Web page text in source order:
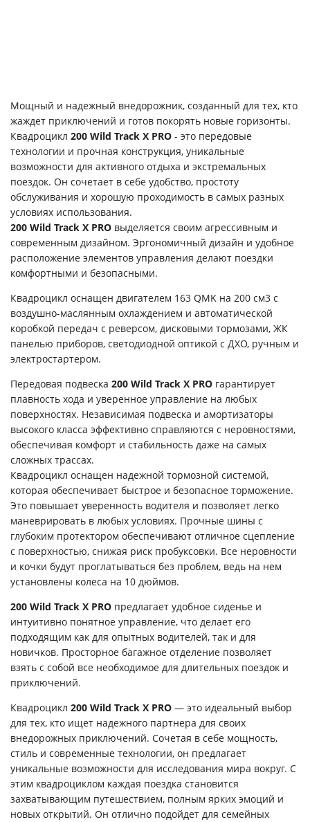
Мощный и надежный внедорожник, созданный для тех, кто
жаждет приключений и готов покорять новые горизонты.
Квадроцикл 200 Wild Track X PRO - это передовые
технологии и прочная конструкция, уникальные
возможности для активного отдыха и экстремальных
поездок. Он сочетает в себе удобство, простоту
обслуживания и хорошую проходимость в самых разных
условиях использования.
200 Wild Track X PRO выделяется своим агрессивным и
современным дизайном. Эргономичный дизайн и удобное
расположение элементов управления делают поездки
комфортными и безопасными.
Квадроцикл оснащен двигателем 163 QMK на 200 см3 c
воздушно-маслянным охлаждением и автоматической
коробкой передач с реверсом, дисковыми тормозами, ЖК
панелью приборов, светодиодной оптикой с ДХО, ручным и
электростартером.
Передовая подвеска 200 Wild Track X PRO гарантирует
плавность хода и уверенное управление на любых
поверхностях. Независимая подвеска и амортизаторы
высокого класса эффективно справляются с неровностями,
обеспечивая комфорт и стабильность даже на самых
сложных трассах.
Квадроцикл оснащен надежной тормозной системой,
которая обеспечивает быстрое и безопасное торможение.
Это повышает уверенность водителя и позволяет легко
маневрировать в любых условиях. Прочные шины с
глубоким протектором обеспечивают отличное сцепление
с поверхностью, снижая риск пробуксовки. Все неровности
и кочки будут проглатываться без проблем, ведь на нем
установлены колеса на 10 дюймов.
200 Wild Track X PRO предлагает удобное сиденье и
интуитивно понятное управление, что делает его
подходящим как для опытных водителей, так и для
новичков. Просторное багажное отделение позволяет
взять с собой все необходимое для длительных поездок и
приключений.
Квадроцикл 200 Wild Track X PRO — это идеальный выбор
для тех, кто ищет надежного партнера для своих
внедорожных приключений. Сочетая в себе мощность,
стиль и современные технологии, он предлагает
уникальные возможности для исследования мира вокруг. С
этим квадроциклом каждая поездка становится
захватывающим путешествием, полным ярких эмоций и
новых открытий. Он отлично подойдет для семейных